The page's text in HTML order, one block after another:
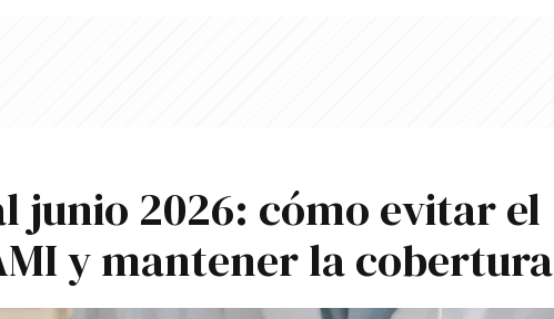
junio 2026: cómo evitar el
y mantener la cobertura